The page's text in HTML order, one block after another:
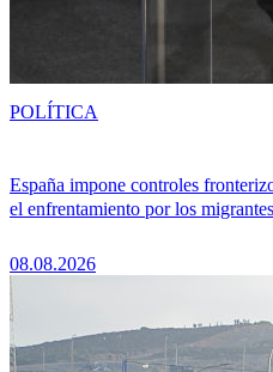
España impone controles
el enfrentamiento por los migrantes
08.08.2026
POLÍTICA